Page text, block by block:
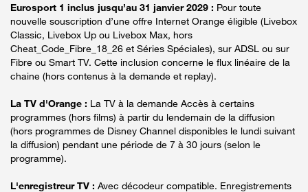
Eurosport 1 inclus jusqu’au 31 janvier 2029 : Pour toute
nouvelle souscription d’une offre Internet Orange éligible (Livebox
Classic, Livebox Up ou Livebox Max, hors
Cheat_Code_Fibre_18_26 et Séries Spéciales), sur ADSL ou sur
Fibre ou Smart TV. Cette inclusion concerne le flux linéaire de la
chaine (hors contenus à la demande et replay).
La TV d'Orange : La TV à la demande Accès à certains
programmes (hors films) à partir du lendemain de la diffusion
(hors programmes de Disney Channel disponibles le lundi suivant
la diffusion) pendant une période de 7 à 30 jours (selon le
programme).
L'enregistreur TV : Avec décodeur compatible. Enregistrements